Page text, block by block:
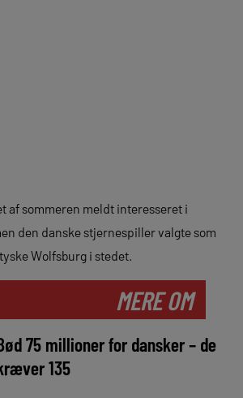
af sommeren meldt interesseret i
den danske stjernespiller valgte som
Wolfsburg i stedet.
MERE OM
75 millioner for dansker – de
135